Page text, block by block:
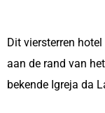
Dit viersterren
aan de rand van
bekende Igreja da